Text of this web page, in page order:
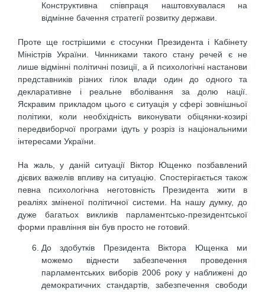
Конструктивна співпраця наштовхувалася на
відмінне бачення стратегії розвитку держави.
Проте ще гострішими є стосунки Президента і Кабінету
Міністрів України. Чинниками такого стану речей є не
лише відмінні політичні позиції, а й психологічні настанови
представників різних гілок влади один до одного та
декларативне і реальне вболівання за долю нації.
Яскравим прикладом цього є ситуація у сфері зовнішньої
політики, коли необхідність виконувати обіцянки-козирі
передвиборчої програми ідуть у розріз із національними
інтересами України.
На жаль, у даній ситуації Віктор Ющенко позбавлений
дієвих важелів впливу на ситуацію. Спостерігається також
певна психологічна неготовність Президента жити в
реаліях зміненої політичної системи. На нашу думку, до
дуже багатьох викликів парламентсько-президентської
форми правління він був просто не готовий.
До здобутків Президента Віктора Ющенка ми
можемо віднести забезпечення проведення
парламентських виборів 2006 року у наближені до
демократичних стандартів, забезпечення свободи